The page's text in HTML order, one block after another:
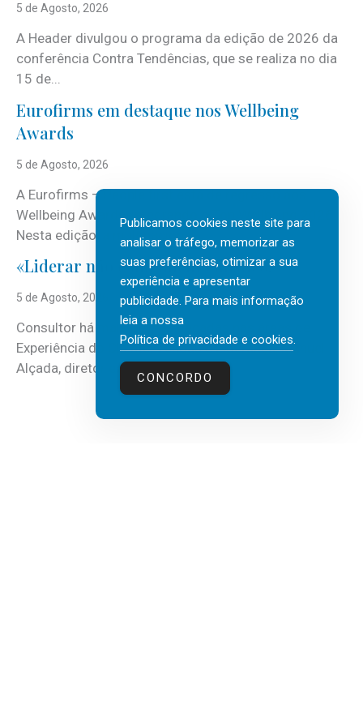
5 de Agosto, 2026
A Header divulgou o programa da edição de 2026 da
conferência Contra Tendências, que se realiza no dia
15 de...
Eurofirms em destaque nos Wellbeing
Awards
5 de Agosto, 2026
A Eurofirms – People first está de regresso aos
Wellbeing Awards, integrando o Top Wellbeing 2026.
Nesta edição, a multinacional...
«Liderar não é um talento místico.»
5 de Agosto, 2026
Consultor há mais de três décadas nas áreas de
Experiência do Cliente, Vendas e Liderança, Manuel
Alçada, diretor executivo da...
Publicamos cookies neste site para
analisar o tráfego, memorizar as
suas preferências, otimizar a sua
experiência e apresentar
publicidade. Para mais informação
leia a nossa
Política de privacidade e cookies.
CONCORDO